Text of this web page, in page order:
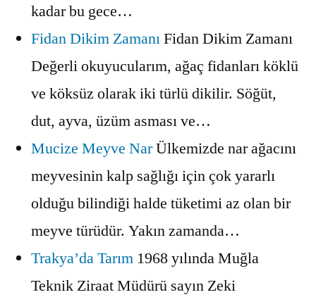
kadar bu gece…
Fidan Dikim ZamanıFidan Dikim Zamanı
Değerli okuyucularım, ağaç fidanları köklü
ve köksüz olarak iki türlü dikilir. Söğüt,
dut, ayva, üzüm asması ve…
Mucize Meyve NarÜlkemizde nar ağacını
meyvesinin kalp sağlığı için çok yararlı
olduğu bilindiği halde tüketimi az olan bir
meyve türüdür. Yakın zamanda…
Trakya’da Tarım 1968 yılında Muğla
Teknik Ziraat Müdürü sayın Zeki